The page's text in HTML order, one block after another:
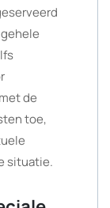
de
toe,
situatie.